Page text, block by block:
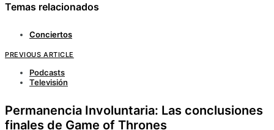
Temas relacionados
Conciertos
PREVIOUS ARTICLE
Podcasts
Televisión
Permanencia Involuntaria: Las conclusiones
finales de Game of Thrones